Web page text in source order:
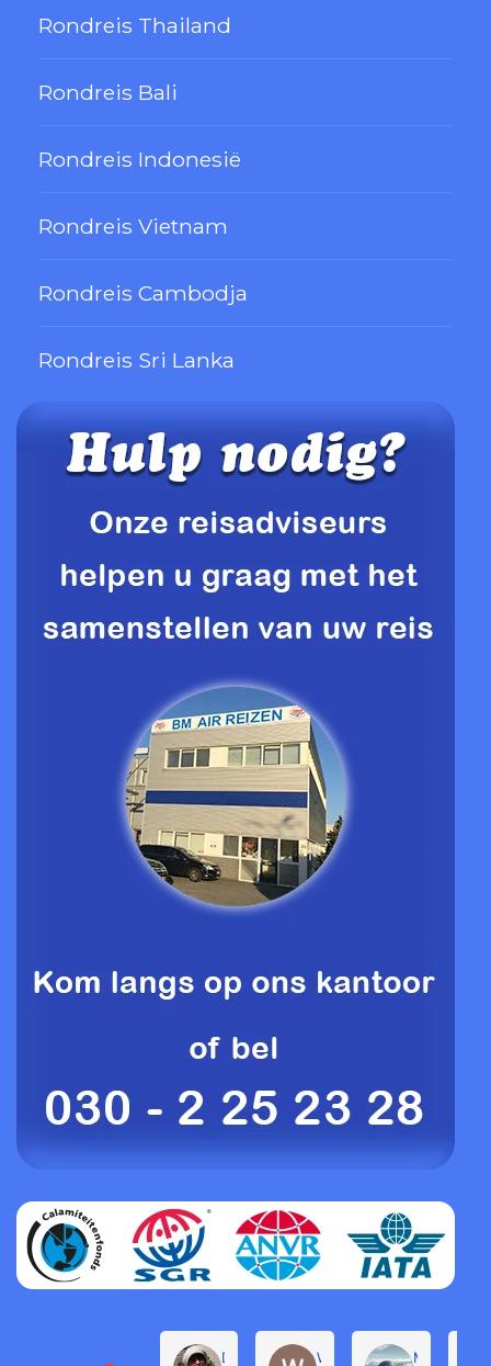
Rondreis Thailand
Rondreis Bali
Rondreis Indonesië
Rondreis Vietnam
Rondreis Cambodja
Rondreis Sri Lanka
Daphne de GrootWillem Groenendijk
Michel